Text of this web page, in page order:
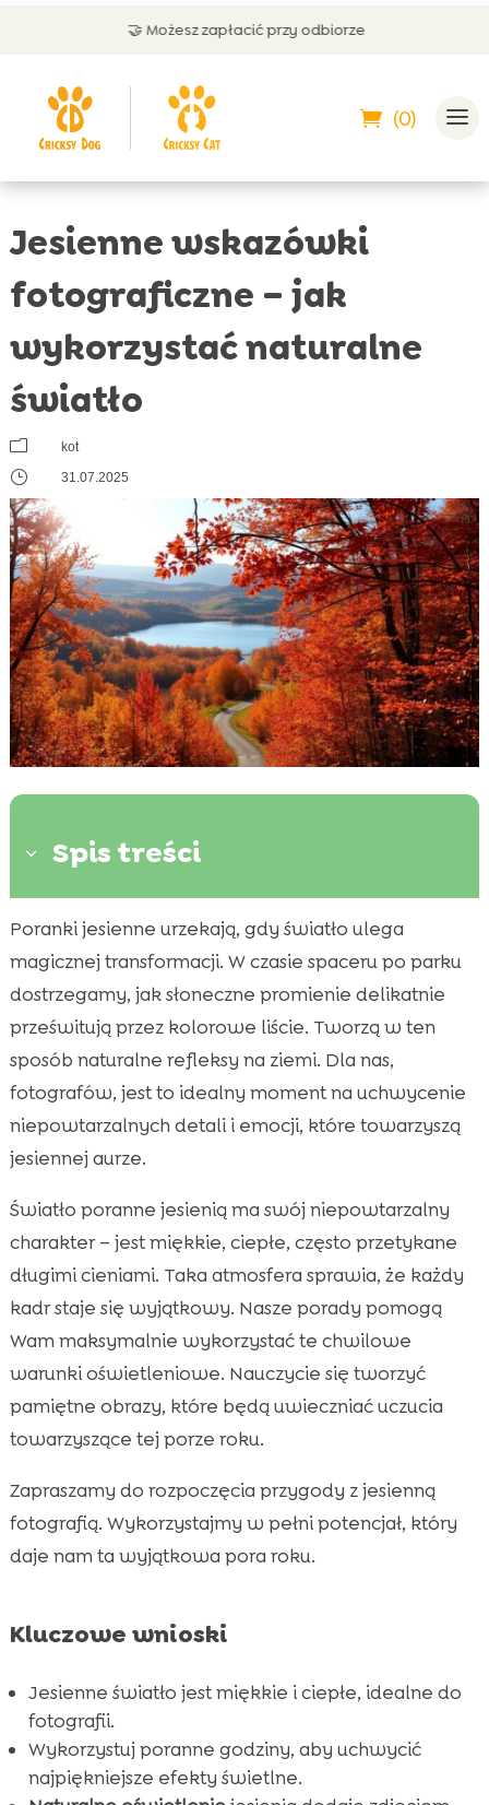
🤝 Możesz zapłacić przy odbiorze
(0)
Jesienne wskazówki
fotograficzne – jak
wykorzystać naturalne
światło
m kot
} 31.07.2025
3 Spis treści
 Wprowadzenie do jesiennej fotografii
 Zrozumienie naturalnego światła
 Najlepsze godziny na fotografowanie jesienią
 Wykorzystanie cieni w fotografii jesiennej
 Jak uchwycić jesienne kolory
 Przydatne akcesoria fotograficzne na jesień
 Fotografowanie w różnorodnych warunkach
pogodowych
Wpływ tła na jakość zdjęć jesienią
Zachowanie bezpieczeństwa podczas
fotografowania na świeżym powietrzu
CricksyCat – idealny wybór dla Twojego kota
jesienią w Polsce
Obróbka zdjęć z wykorzystaniem naturalnego
światła
Jak poprawić kompozycję w jesiennych
zdjęciach
FAQ
Poranki jesienne urzekają, gdy światło ulega
magicznej transformacji. W czasie spaceru po parku
dostrzegamy, jak słoneczne promienie delikatnie
prześwitują przez kolorowe liście. Tworzą w ten
sposób naturalne refleksy na ziemi. Dla nas,
fotografów, jest to idealny moment na uchwycenie
niepowtarzalnych detali i emocji, które towarzyszą
jesiennej aurze.
Światło poranne jesienią ma swój niepowtarzalny
charakter – jest miękkie, ciepłe, często przetykane
długimi cieniami. Taka atmosfera sprawia, że każdy
kadr staje się wyjątkowy. Nasze porady pomogą
Wam maksymalnie wykorzystać te chwilowe
warunki oświetleniowe. Nauczycie się tworzyć
pamiętne obrazy, które będą uwieczniać uczucia
towarzyszące tej porze roku.
Zapraszamy do rozpoczęcia przygody z jesienną
fotografią. Wykorzystajmy w pełni potencjał, który
daje nam ta wyjątkowa pora roku.
Kluczowe wnioski
Jesienne światło jest miękkie i ciepłe, idealne do
fotografii.
Wykorzystuj poranne godziny, aby uchwycić
najpiękniejsze efekty świetlne.